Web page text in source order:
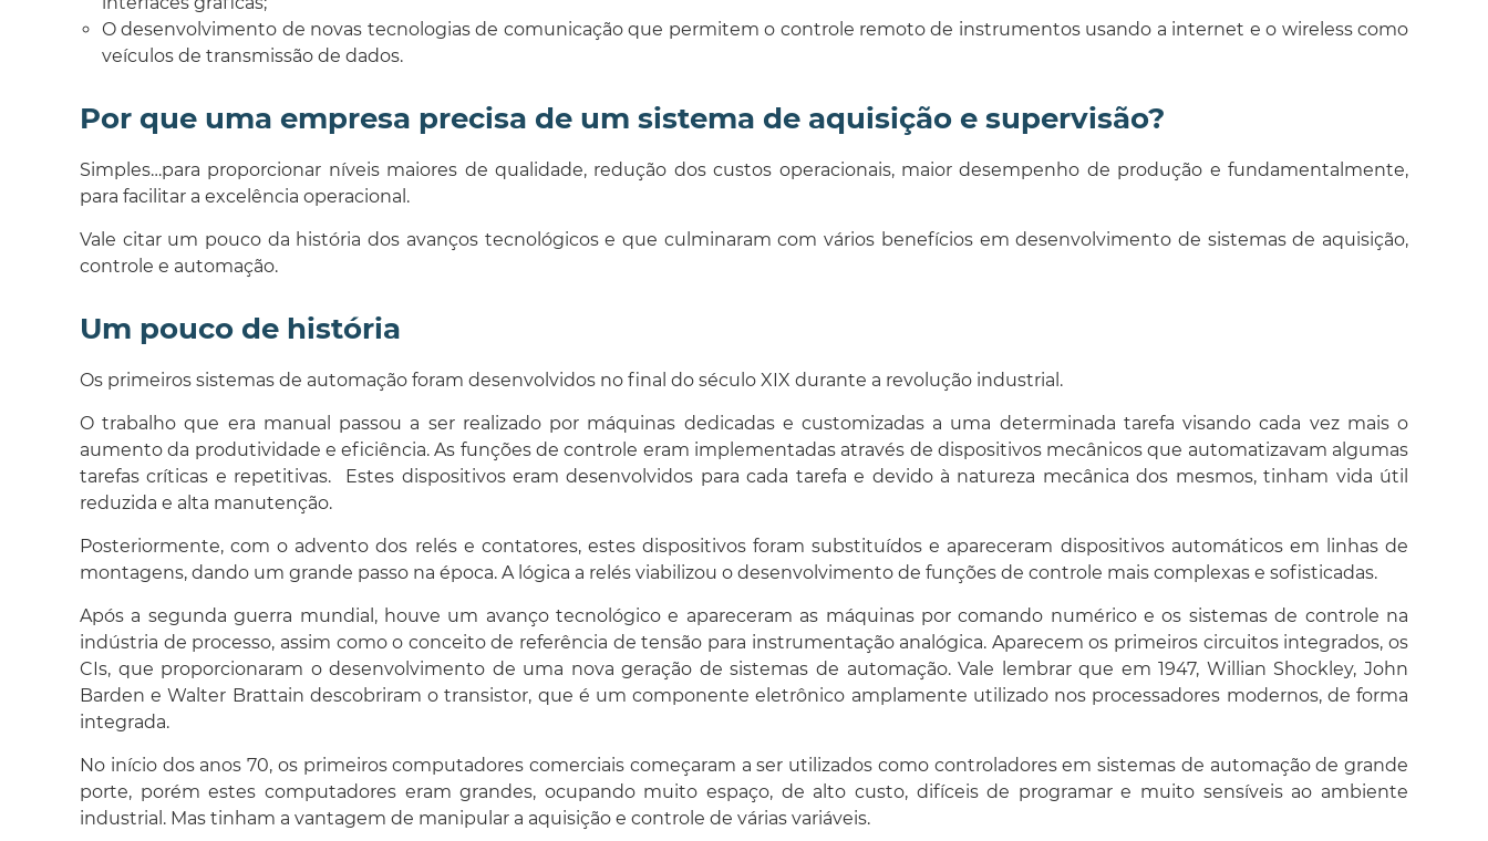
O desenvolvimento de novas tecnologias de comunicação que permitem o controle remoto de instrumentos usando a internet e o wireless como
veículos de transmissão de dados.
Por que uma empresa precisa de um sistema de aquisição e supervisão?
Simples…para proporcionar níveis maiores de qualidade, redução dos custos operacionais, maior desempenho de produção e fundamentalmente,
para facilitar a excelência operacional.
Vale citar um pouco da história dos avanços tecnológicos e que culminaram com vários benefícios em desenvolvimento de sistemas de aquisição,
controle e automação.
Um pouco de história
Os primeiros sistemas de automação foram desenvolvidos no final do século XIX durante a revolução industrial.
O trabalho que era manual passou a ser realizado por máquinas dedicadas e customizadas a uma determinada tarefa visando cada vez mais o
aumento da produtividade e eficiência. As funções de controle eram implementadas através de dispositivos mecânicos que automatizavam algumas
tarefas críticas e repetitivas. Estes dispositivos eram desenvolvidos para cada tarefa e devido à natureza mecânica dos mesmos, tinham vida útil
reduzida e alta manutenção.
Posteriormente, com o advento dos relés e contatores, estes dispositivos foram substituídos e apareceram dispositivos automáticos em linhas de
montagens, dando um grande passo na época. A lógica a relés viabilizou o desenvolvimento de funções de controle mais complexas e sofisticadas.
Após a segunda guerra mundial, houve um avanço tecnológico e apareceram as máquinas por comando numérico e os sistemas de controle na
indústria de processo, assim como o conceito de referência de tensão para instrumentação analógica. Aparecem os primeiros circuitos integrados, os
CIs, que proporcionaram o desenvolvimento de uma nova geração de sistemas de automação. Vale lembrar que em 1947, Willian Shockley, John
Barden e Walter Brattain descobriram o transistor, que é um componente eletrônico amplamente utilizado nos processadores modernos, de forma
integrada.
No início dos anos 70, os primeiros computadores comerciais começaram a ser utilizados como controladores em sistemas de automação de grande
porte, porém estes computadores eram grandes, ocupando muito espaço, de alto custo, difíceis de programar e muito sensíveis ao ambiente
industrial. Mas tinham a vantagem de manipular a aquisição e controle de várias variáveis.